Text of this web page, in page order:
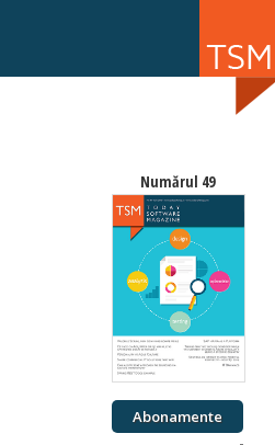
Numărul 49
Abonamente